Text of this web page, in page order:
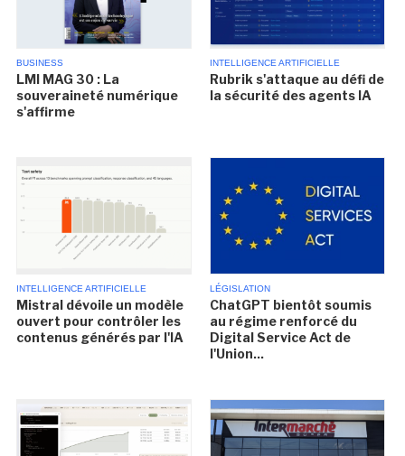
BUSINESS
LMI MAG 30 : La
souveraineté numérique
s'affirme
INTELLIGENCE ARTIFICIELLE
Rubrik s'attaque au défi de
la sécurité des agents IA
INTELLIGENCE ARTIFICIELLE
Mistral dévoile un modèle
ouvert pour contrôler les
contenus générés par l'IA
LÉGISLATION
ChatGPT bientôt soumis
au régime renforcé du
Digital Service Act de
l'Union...